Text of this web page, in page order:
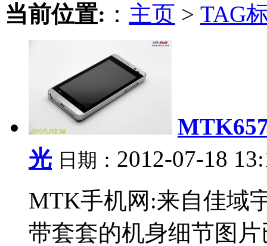
当前位置: ： 主页 > TAG
光 日期： 2012-07-18
MTK手机网:来自佳域
带套套的机身细节图